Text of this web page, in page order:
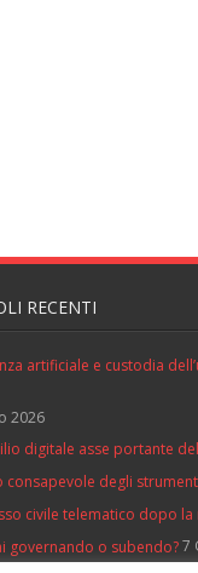
RECENTI
artificiale e custodia
2026
digitale asse portante
consapevole degli
civile telematico dopo
governando o subendo?7